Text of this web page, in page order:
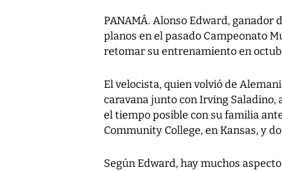
PANAMÁ. Alonso Edward,
planos en el pasado Campeonato
retomar su entrenamiento en
El velocista, quien volvió de
caravana junto con Irving
el tiempo posible con su familia
Community College, en Kansas, y
Según Edward, hay muchos